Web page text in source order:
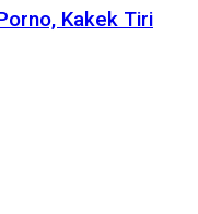
Kakek Tiri